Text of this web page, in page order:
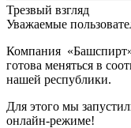
Трезвый взгляд
Уважаемые
Компания
готова меняться в
нашей республики.
Для этого мы
онлайн-режиме!